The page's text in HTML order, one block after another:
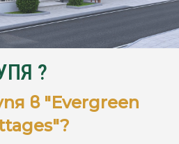
?
в "Evergreen